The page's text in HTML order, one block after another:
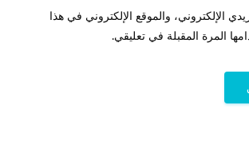
الإلكتروني، والموقع الإلكتروني في هذا
المرة المقبلة في تعليقي.